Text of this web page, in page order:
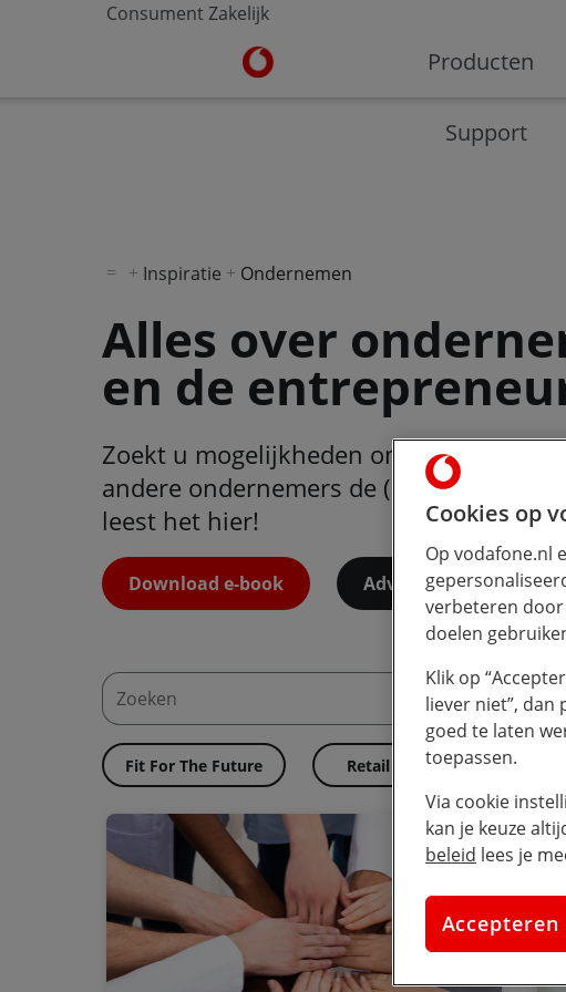
Consument Zakelijk
Ga naar de Vodafone homepage
Producten
Support
Inspiratie Ondernemen
Alles over
en de
Zoekt u mogelijkheden om te groeien?
andere ondernemers de (digitale)
leest het hier!
Download e-book Advies
Fit For The Future Retail Online
Cookies op
Op vodafone.nl
verbeteren
doelen
Klik op
liever niet”, dan
goed te laten
toepassen.
Via cookie
kan je keuze
beleid lees je
Accepteren